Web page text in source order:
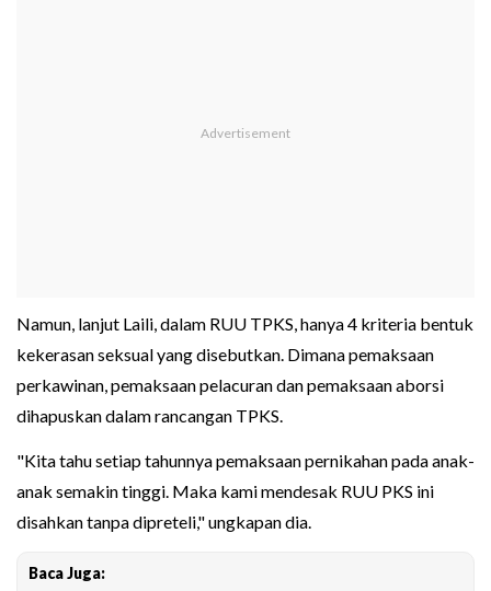
Namun, lanjut Laili, dalam RUU TPKS, hanya 4 kriteria bentuk
kekerasan seksual yang disebutkan. Dimana pemaksaan
perkawinan, pemaksaan pelacuran dan pemaksaan aborsi
dihapuskan dalam rancangan TPKS.
"Kita tahu setiap tahunnya pemaksaan pernikahan pada anak-
anak semakin tinggi. Maka kami mendesak RUU PKS ini
disahkan tanpa dipreteli," ungkapan dia.
Baca Juga: